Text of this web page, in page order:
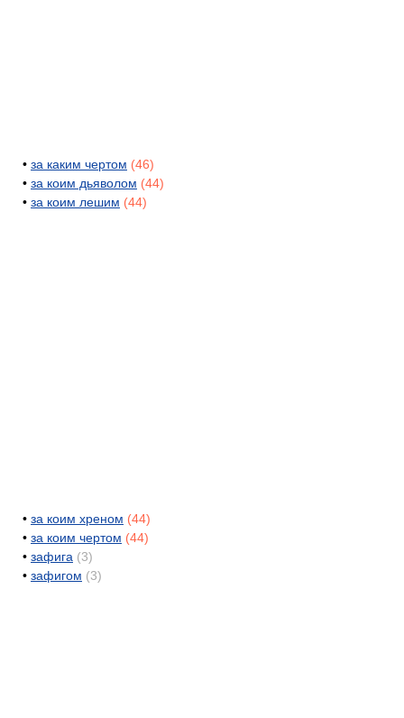
• за каким чертом (46)
• за коим дьяволом (44)
• за коим лешим (44)
• за коим хреном (44)
• за коим чертом (44)
• зафига (3)
• зафигом (3)